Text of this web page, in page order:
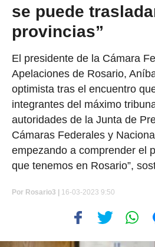
se puede
provincias”
El presidente de la Cámara
Apelaciones de Rosario,
optimista tras el encuentro
integrantes del máximo
autoridades de la Junta de
Cámaras Federales y
empezando a comprender el
que tenemos en Rosario”,
Por Rosario3 | 16-03-2023 9:50